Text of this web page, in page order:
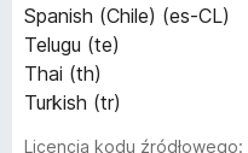
Spanish (Chile) (es-CL)
Telugu (te)
Thai (th)
Turkish (tr)
Licencja kodu źródłowego: